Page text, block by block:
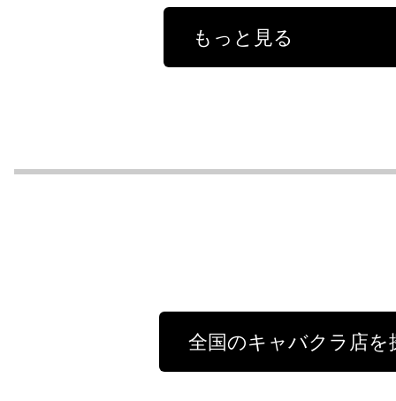
もっと見る
全国のキャバクラ店を